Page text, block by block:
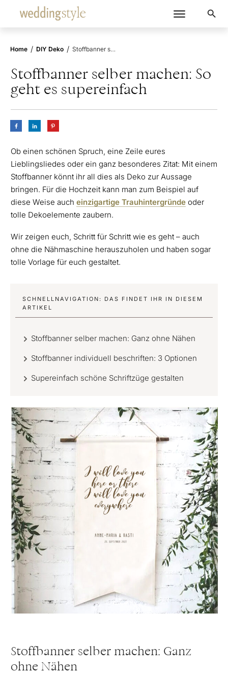
Home / DIY Deko / Stoffbanner selber machen: So geht es supereinfach
Stoffbanner selber machen: So
geht es supereinfach
Ob einen schönen Spruch, eine Zeile eures
Lieblingsliedes oder ein ganz besonderes Zitat: Mit einem
Stoffbanner könnt ihr all dies als Deko zur Aussage
bringen. Für die Hochzeit kann man zum Beispiel auf
diese Weise auch einzigartige Trauhintergründe oder
tolle Dekoelemente zaubern.
Wir zeigen euch, Schritt für Schritt wie es geht – auch
ohne die Nähmaschine herauszuholen und haben sogar
tolle Vorlage für euch gestaltet.
SCHNELLNAVIGATION: DAS FINDET IHR IN DIESEM
ARTIKEL
Stoffbanner selber machen: Ganz ohne Nähen
Stoffbanner individuell beschriften: 3 Optionen
Supereinfach schöne Schriftzüge gestalten
Stoffbanner selber machen: Ganz
ohne Nähen